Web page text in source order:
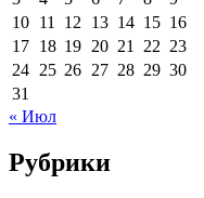
10 11 12 13 14 15 16
17 18 19 20 21 22 23
24 25 26 27 28 29 30
31
« Июл
Рубрики